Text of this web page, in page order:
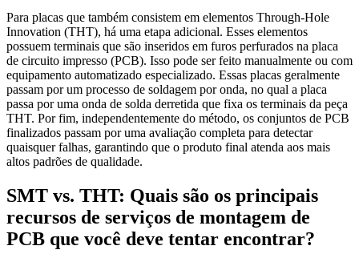
Para placas que também consistem em elementos Through-Hole
Innovation (THT), há uma etapa adicional. Esses elementos
possuem terminais que são inseridos em furos perfurados na placa
de circuito impresso (PCB). Isso pode ser feito manualmente ou com
equipamento automatizado especializado. Essas placas geralmente
passam por um processo de soldagem por onda, no qual a placa
passa por uma onda de solda derretida que fixa os terminais da peça
THT. Por fim, independentemente do método, os conjuntos de PCB
finalizados passam por uma avaliação completa para detectar
quaisquer falhas, garantindo que o produto final atenda aos mais
altos padrões de qualidade.
SMT vs. THT: Quais são os principais
recursos de serviços de montagem de
PCB que você deve tentar encontrar?